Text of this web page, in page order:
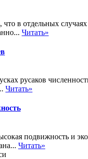
что в отдельных
Читать»
русаков
Читать»
подвижность и
Читать»